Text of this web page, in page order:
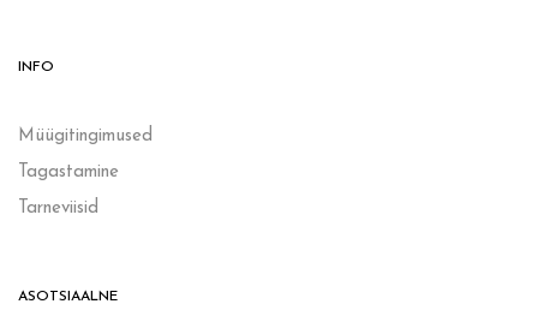
INFO
Müügitingimused
Tagastamine
Tarneviisid
ASOTSIAALNE